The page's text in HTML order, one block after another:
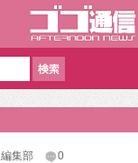
編集部 0